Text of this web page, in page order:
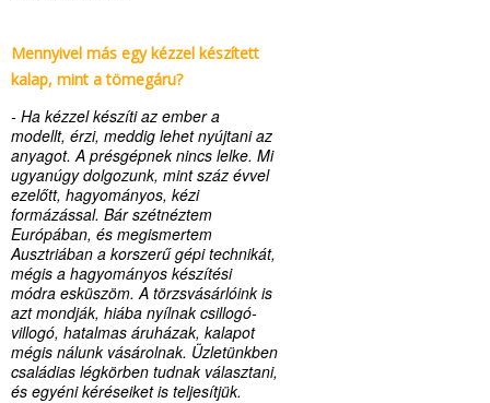
Mennyivel más egy kézzel készített
kalap, mint a tömegáru?
- Ha kézzel készíti az ember a
modellt, érzi, meddig lehet nyújtani az
anyagot. A présgépnek nincs lelke. Mi
ugyanúgy dolgozunk, mint száz évvel
ezelőtt, hagyományos, kézi
formázással. Bár szétnéztem
Európában, és megismertem
Ausztriában a korszerű gépi technikát,
mégis a hagyományos készítési
módra esküszöm. A törzsvásárlóink is
azt mondják, hiába nyílnak csillogó-
villogó, hatalmas áruházak, kalapot
mégis nálunk vásárolnak. Üzletünkben
családias légkörben tudnak választani,
és egyéni kéréseiket is teljesítjük.